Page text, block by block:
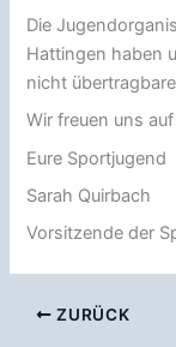
Die
Hattingen haben
nicht
Wir freuen uns
Eure Sportjugend
Sarah Quirbach
Vorsitzende der
ZURÜCK